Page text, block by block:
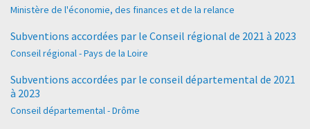
Ministère de l'économie, des finances et de la relance
Subventions accordées par le Conseil régional de 2021 à 2023
Conseil régional - Pays de la Loire
Subventions accordées par le conseil départemental de 2021
à 2023
Conseil départemental - Drôme